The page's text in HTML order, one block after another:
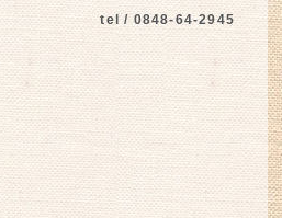
tel / 0848-64-2945